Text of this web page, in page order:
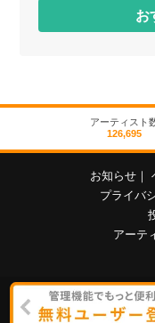
お
アーティスト
126,695
お知らせ ｜
プライバ
アーテ